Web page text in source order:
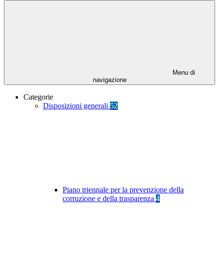
Menu di
navigazione
Categorie
Disposizioni generali 52
Piano triennale per la prevenzione della
corruzione e della trasparenza 4